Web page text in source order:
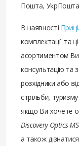
Пошта,
В наявності
комплектації та
асортиментом
консультацію та
розхідники або
стрільби,
якщо Ви хочете
Discovery Optics
а також